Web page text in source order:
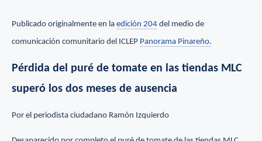
Publicado originalmente en la edición 204 del medio de
comunicación comunitario del ICLEP Panorama Pinareño.
Pérdida del puré de tomate en las tiendas MLC
superó los dos meses de ausencia
Por el periodista ciudadano Ramón Izquierdo